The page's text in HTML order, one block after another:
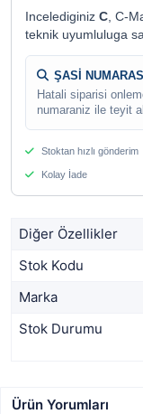
Incelediginiz C, C-
teknik uyumluluga
ŞASİ
Hatali siparisi
numaraniz ile teyit
Stoktan hızlı gönderim
Kolay İade
Diğer Özellikler
Stok Kodu
Marka
Stok Durumu
Ürün Yorumları